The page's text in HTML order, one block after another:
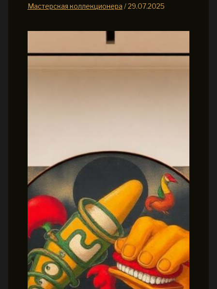
Мастерская коллекционера /29.07.2025